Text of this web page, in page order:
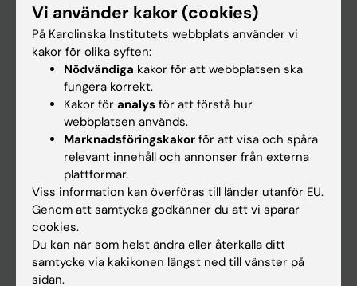
Utbildning
Forskarutbildning
Forskning
Kalender
Student
Ladok
Vi använder kakor (cookies)
På Karolinska Institutets webbplats använder vi
kakor för olika syften:
Nödvändiga kakor för att webbplatsen ska
fungera korrekt.
Kakor för analys för att förstå hur
webbplatsen används.
Marknadsföringskakor för att visa och spåra
relevant innehåll och annonser från externa
plattformar.
Viss information kan överföras till länder utanför EU.
Genom att samtycka godkänner du att vi sparar
cookies.
Du kan när som helst ändra eller återkalla ditt
samtycke via kakikonen längst ned till vänster på
sidan.